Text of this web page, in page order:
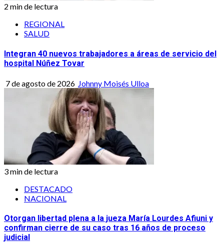
2 min de lectura
REGIONAL
SALUD
Integran 40 nuevos trabajadores a áreas de servicio del
hospital Núñez Tovar
7 de agosto de 2026 Johnny Moisés Ulloa
3 min de lectura
DESTACADO
NACIONAL
Otorgan libertad plena a la jueza María Lourdes Afiuni y
confirman cierre de su caso tras 16 años de proceso
judicial